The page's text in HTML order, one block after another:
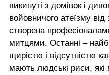
викинуті з домівок і
войовничого атеїзму
створена
митцями. Останні –
щирістю і відсутністю
мають людські риси,